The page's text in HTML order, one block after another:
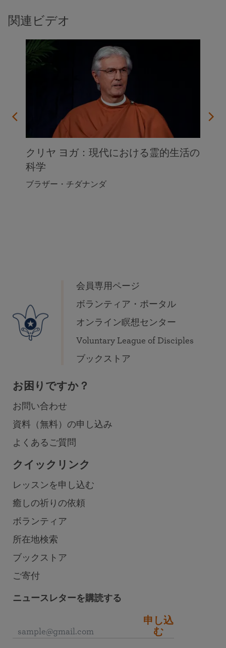
関連ビデオ
クリヤ ヨガ：現代における霊的生活の
科学
ブラザー・チダナンダ
会員専用ページ
ボランティア・ポータル
オンライン瞑想センター
Voluntary League of Disciples
ブックストア
お困りですか？
お問い合わせ
資料（無料）の申し込み
よくあるご質問
クイックリンク
レッスンを申し込む
癒しの祈りの依頼
ボランティア
所在地検索
ブックストア
ご寄付
ニュースレターを購読する
申し込
む